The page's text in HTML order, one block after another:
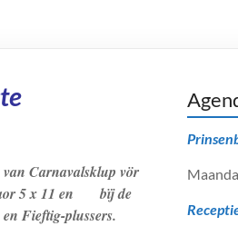
Carnavalsklup vör
jaor 5 x 11 en bïj de
Fieftig-plussers.